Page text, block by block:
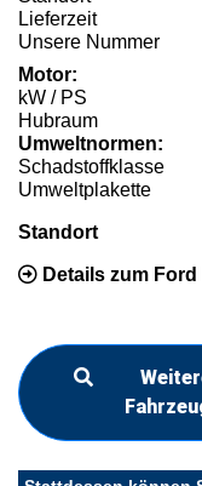
Lieferzeit
Unsere Nummer
Motor:
kW / PS
Hubraum
Umweltnormen:
Schadstoffklasse
Umweltplakette
Standort
Details zum